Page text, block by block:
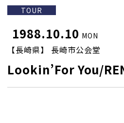
TOUR
1988.10.10 MON
【長崎県】 長崎市公会堂
Lookin’For You/